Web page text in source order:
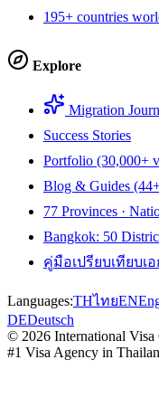
195+ countries
Explore
Migration
Success Stories
Portfolio (30,000+
Blog & Guides
77 Provinces ·
Bangkok: 50
คู่มือเปรียบเทียบเ
Languages:THไทยEN
DEDeutsch
© 2026 International
#1 Visa Agency in